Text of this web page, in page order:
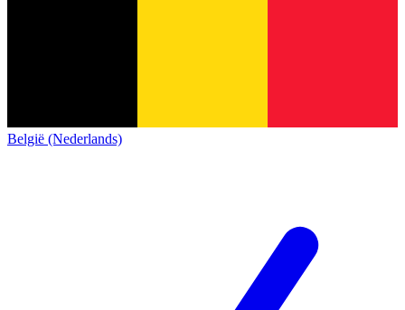
België (Nederlands)